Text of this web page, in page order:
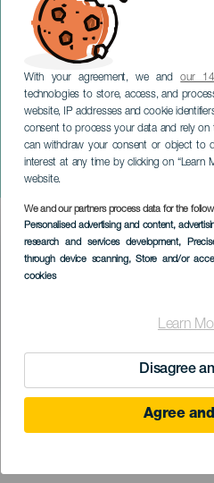
With your agreement, we andour
technologies to store, access, and
website, IP addresses and cookie
consent to process your data and rely on
can withdraw your consent or object to
interest at any time by clicking on “Learn
website.
We and our partners process data for the
Personalised advertising and content,
research and services development,
through device scanning, Store and/or
cookies
Learn
Disagree
Agree
Nemzetközi
TENERIFE
Imagen
Listado